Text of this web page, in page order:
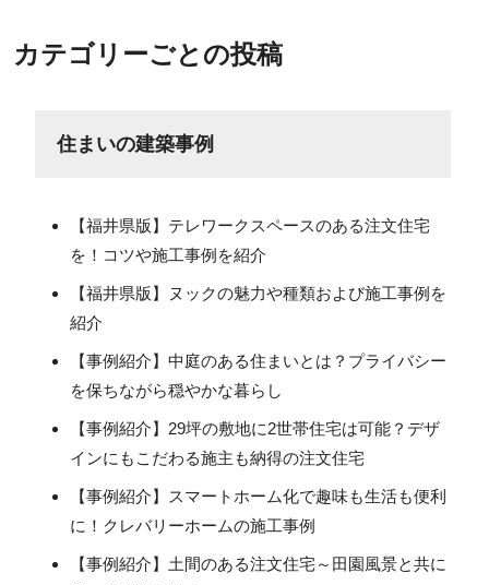
カテゴリーごとの投稿
住まいの建築事例
【福井県版】テレワークスペースのある注文住宅
を！コツや施工事例を紹介
【福井県版】ヌックの魅力や種類および施工事例を
紹介
【事例紹介】中庭のある住まいとは？プライバシー
を保ちながら穏やかな暮らし
【事例紹介】29坪の敷地に2世帯住宅は可能？デザ
インにもこだわる施主も納得の注文住宅
【事例紹介】スマートホーム化で趣味も生活も便利
に！クレバリーホームの施工事例
【事例紹介】土間のある注文住宅～田園風景と共に